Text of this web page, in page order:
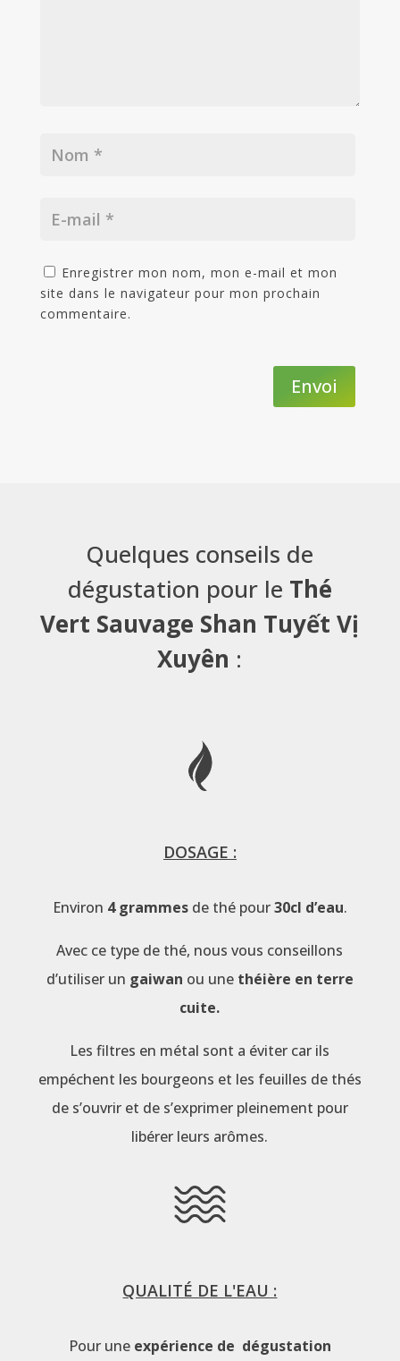
Enregistrer mon nom, mon e-mail et mon
site dans le navigateur pour mon prochain
commentaire.
Envoi
Quelques conseils de
dégustation pour le Thé
Vert Sauvage Shan Tuyết Vị
Xuyên :
DOSAGE :
Environ 4 grammesde thé pour30cl d’eau.
Avec ce type de thé, nous vous conseillons
d’utiliser un gaiwan ou une théière en terre
cuite.
Les filtres en métal sont a éviter car ils
empéchent les bourgeons et les feuilles de thés
de s’ouvrir et de s’exprimer pleinement pour
libérer leurs arômes.
QUALITÉ DE L'EAU :
Pour une expérience de dégustation